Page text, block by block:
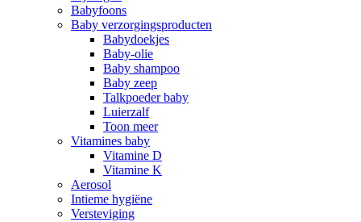
Babyfoons
Baby verzorgingsproducten
Babydoekjes
Baby-olie
Baby shampoo
Baby zeep
Talkpoeder baby
Luierzalf
Toon meer
Vitamines baby
Vitamine D
Vitamine K
Aerosol
Intieme hygiëne
Versteviging